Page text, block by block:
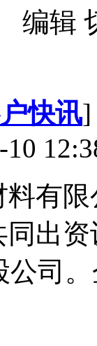
编辑
快讯
10
有
出
公司